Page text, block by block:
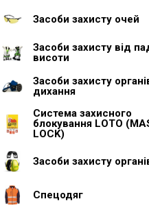
Засоби захисту очей
Засоби захисту від
висоти
Засоби захисту
дихання
Система захисного
блокування LOTO
LOCK)
Засоби захисту
Спецодяг